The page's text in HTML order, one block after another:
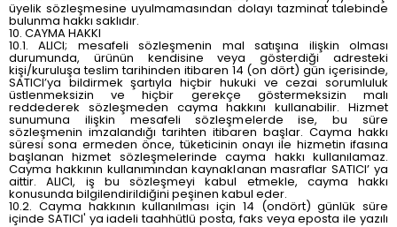
üyelik sözleşmesine uyulmamasından dolayı tazminat talebinde
bulunma hakkı saklıdır.
10. CAYMA HAKKI
10.1. ALICI; mesafeli sözleşmenin mal satışına ilişkin olması
durumunda, ürünün kendisine veya gösterdiği adresteki
kişi/kuruluşa teslim tarihinden itibaren 14 (on dört) gün içerisinde,
SATICI’ya bildirmek şartıyla hiçbir hukuki ve cezai sorumluluk
üstlenmeksizin ve hiçbir gerekçe göstermeksizin malı
reddederek sözleşmeden cayma hakkını kullanabilir. Hizmet
sunumuna ilişkin mesafeli sözleşmelerde ise, bu süre
sözleşmenin imzalandığı tarihten itibaren başlar. Cayma hakkı
süresi sona ermeden önce, tüketicinin onayı ile hizmetin ifasına
başlanan hizmet sözleşmelerinde cayma hakkı kullanılamaz.
Cayma hakkının kullanımından kaynaklanan masraflar SATICI’ ya
aittir. ALICI, iş bu sözleşmeyi kabul etmekle, cayma hakkı
konusunda bilgilendirildiğini peşinen kabul eder.
10.2. Cayma hakkının kullanılması için 14 (ondört) günlük süre
içinde SATICI' ya iadeli taahhütlü posta, faks veya eposta ile yazılı